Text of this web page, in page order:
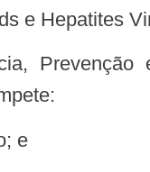
e Hepatites
e